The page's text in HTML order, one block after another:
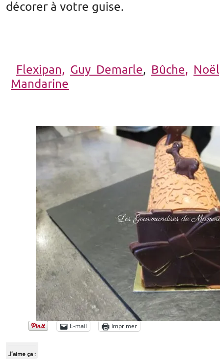
décorer à votre guise.
Flexipan, Guy Demarle, Bûche,
Mandarine
E-mail Imprimer
J’aime ça :